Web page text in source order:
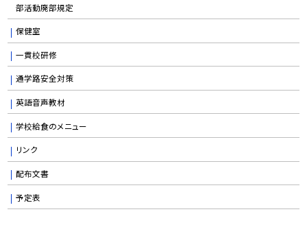
部活動廃部規定
保健室
一貫校研修
通学路安全対策
英語音声教材
学校給食のメニュー
リンク
配布文書
予定表